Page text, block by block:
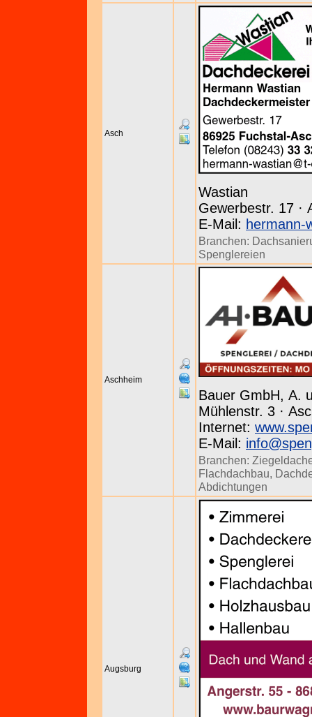
Asch
Wastian
Gewerbestr. 17 ·
E-Mail: hermann-
Branchen:
Spenglereien
Aschheim
Bauer GmbH, A.
Mühlenstr. 3 ·
Internet:
E-Mail:
Branchen:
Flachdachbau,
Abdichtungen
Augsburg